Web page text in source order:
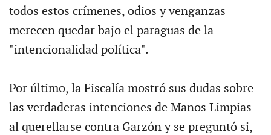
todos estos crímenes, odios y venganzas
merecen quedar bajo el paraguas de la
"intencionalidad política".
Por último, la Fiscalía mostró sus dudas sobre
las verdaderas intenciones de Manos Limpias
al querellarse contra Garzón y se preguntó si,